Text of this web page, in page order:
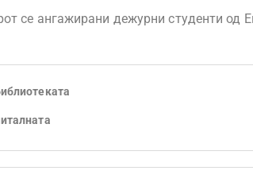
се ангажирани дежурни студенти од